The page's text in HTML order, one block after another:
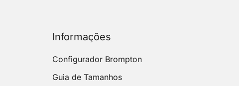
Informações
Configurador Brompton
Guia de Tamanhos